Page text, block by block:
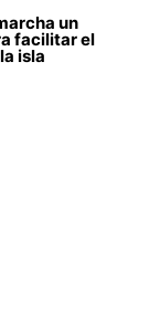
un
facilitar el
isla